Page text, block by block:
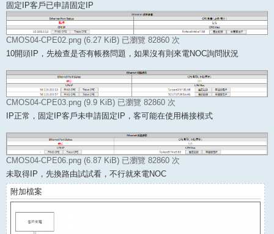
固定IP客戶已申請固定IP
CMOS04-CPE02.png (6.27 KiB) 已瀏覽 82860 次
10開頭IP，先檢查是否有帳務問題，如果沒有則來電NOC詢問狀況
CMOS04-CPE03.png (9.9 KiB) 已瀏覽 82860 次
IP正常，固定IP客戶未申請固定IP，客可能在使用橋接模式
CMOS04-CPE06.png (6.87 KiB) 已瀏覽 82860 次
未取得IP，先換路由試試看，不行就來電NOC
附加檔案